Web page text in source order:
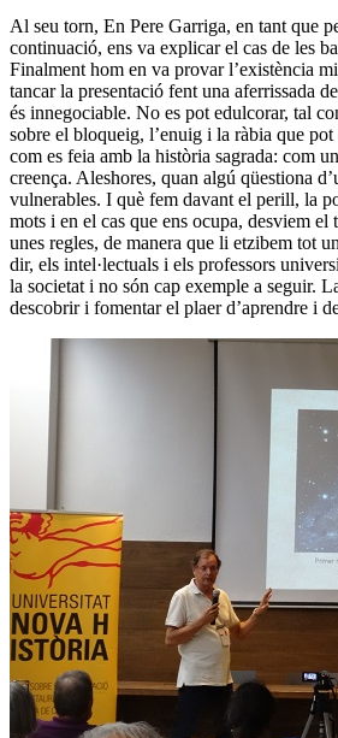
Al seu torn, En Pere Garriga, en tant que
continuació, ens va explicar el cas de les
Finalment hom en va provar l’existència
tancar la presentació fent una aferrissada
és innegociable. No es pot edulcorar, tal
sobre el bloqueig, l’enuig i la ràbia que
com es feia amb la història sagrada: com
creença. Aleshores, quan algú qüestiona
vulnerables. I què fem davant el perill, la
mots i en el cas que ens ocupa, desviem
unes regles, de manera que li etzibem tot
dir, els intel·lectuals i els professors
la societat i no són cap exemple a seguir.
descobrir i fomentar el plaer d’aprendre i